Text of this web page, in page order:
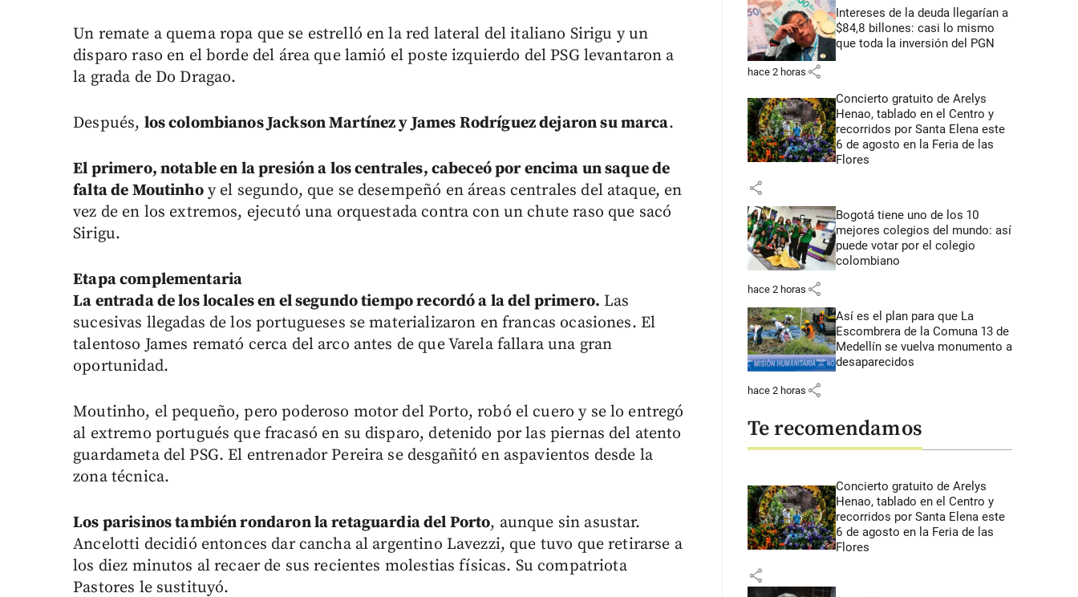
Un remate a quema ropa que se estrelló en la red lateral del italiano Sirigu y un
disparo raso en el borde del área que lamió el poste izquierdo del PSG levantaron a
la grada de Do Dragao.
Después, los colombianos Jackson Martínez y James Rodríguez dejaron su marca.
El primero, notable en la presión a los centrales, cabeceó por encima un saque de
falta de Moutinhoy el segundo, que se desempeñó en áreas centrales del ataque, en
vez de en los extremos, ejecutó una orquestada contra con un chute raso que sacó
Sirigu.
Etapa complementaria
La entrada de los locales en el segundo tiempo recordó a la del primero. Las
sucesivas llegadas de los portugueses se materializaron en francas ocasiones. El
talentoso James remató cerca del arco antes de que Varela fallara una gran
oportunidad.
Moutinho, el pequeño, pero poderoso motor del Porto, robó el cuero y se lo entregó
al extremo portugués que fracasó en su disparo, detenido por las piernas del atento
guardameta del PSG. El entrenador Pereira se desgañitó en aspavientos desde la
zona técnica.
Los parisinos también rondaron la retaguardia del Porto, aunque sin asustar.
Ancelotti decidió entonces dar cancha al argentino Lavezzi, que tuvo que retirarse a
los diez minutos al recaer de sus recientes molestias físicas. Su compatriota
Pastores le sustituyó.
Intereses de la deuda llegarían a
$84,8 billones: casi lo mismo
que toda la inversión del PGN
hace 2 horas share
Concierto gratuito de Arelys
Henao, tablado en el Centro y
recorridos por Santa Elena este
6 de agosto en la Feria de las
Flores
share
Bogotá tiene uno de los 10
mejores colegios del mundo: así
puede votar por el colegio
colombiano
hace 2 horas share
Así es el plan para que La
Escombrera de la Comuna 13 de
Medellín se vuelva monumento a
desaparecidos
hace 2 horas share
Te recomendamos
Concierto gratuito de Arelys
Henao, tablado en el Centro y
recorridos por Santa Elena este
6 de agosto en la Feria de las
Flores
share